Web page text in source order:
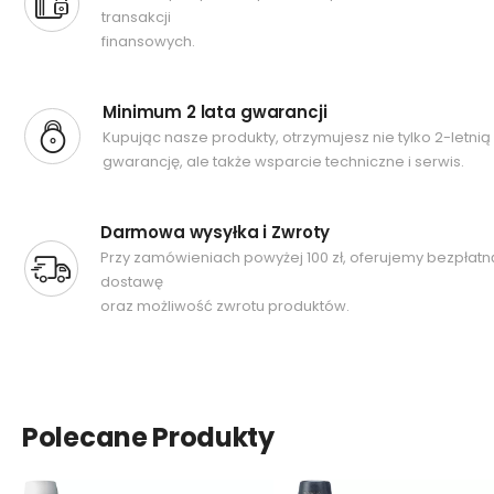
transakcji
finansowych.
Minimum 2 lata gwarancji
Kupując nasze produkty, otrzymujesz nie tylko 2-letnią
gwarancję, ale także wsparcie techniczne i serwis.
Darmowa wysyłka i Zwroty
Przy zamówieniach powyżej 100 zł, oferujemy
dostawę
oraz możliwość zwrotu produktów.
Polecane Produkty